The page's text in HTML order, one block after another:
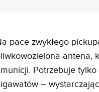
pace zwykłego
antena,
Potrzebuje
–